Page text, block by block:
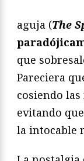
aguja (The
que
Pareciera
cosiendo
evitando
la intocable